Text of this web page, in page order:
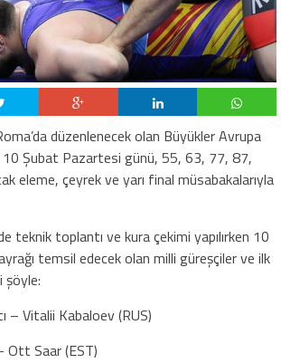
düzenlenecek olan Büyükler Avrupa
10 Şubat Pazartesi günü, 55, 63, 77, 87,
eleme, çeyrek ve yarı final müsabakalarıyla
teknik toplantı ve kura çekimi yapılırken 10
temsil edecek olan milli güreşçiler ve ilk
şöyle:
– Vitalii Kabaloev (RUS)
Ott Saar (EST)